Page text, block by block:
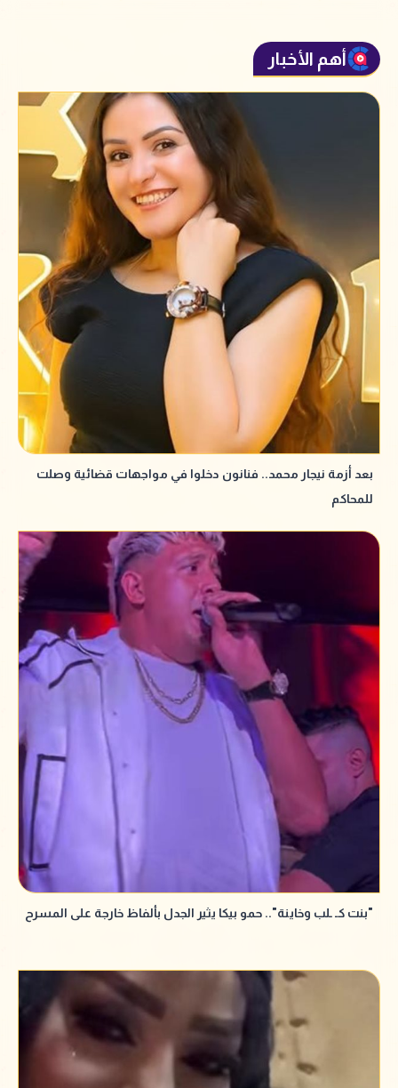
أهم الأخبار
بعد أزمة نيجار محمد.. فنانون دخلوا في مواجهات قضائية وصلت
للمحاكم
"بنت كـ ـلب وخاينة".. حمو بيكا يثير الجدل بألفاظ خارجة على المسرح